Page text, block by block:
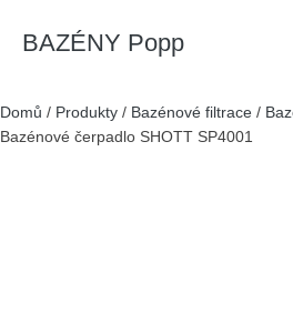
BAZÉNY Popp
Domů / Produkty / Bazénové filtrace /
Bazénové čerpadlo SHOTT SP4001